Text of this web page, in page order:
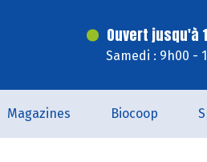
Ouvert jusqu'à
Samedi : 9h00 -
Magazines Biocoop